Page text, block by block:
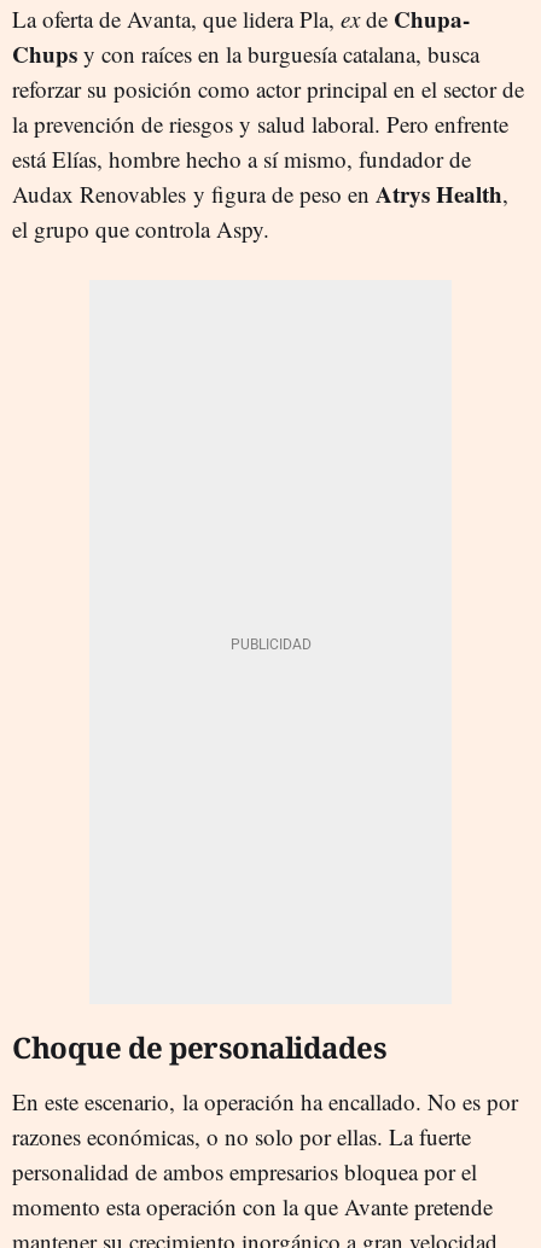
La oferta de Avanta, que lidera Pla, exde Chupa-
Chups y con raíces en la burguesía catalana, busca
reforzar su posición como actor principal en el sector de
la prevención de riesgos y salud laboral. Pero enfrente
está Elías, hombre hecho a sí mismo, fundador de
Audax Renovables y figura de peso en Atrys Health,
el grupo que controla Aspy.
Choque de personalidades
En este escenario, la operación ha encallado. No es por
razones económicas, o no solo por ellas. La fuerte
personalidad de ambos empresarios bloquea por el
momento esta operación con la que Avante pretende
mantener su crecimiento inorgánico a gran velocidad,